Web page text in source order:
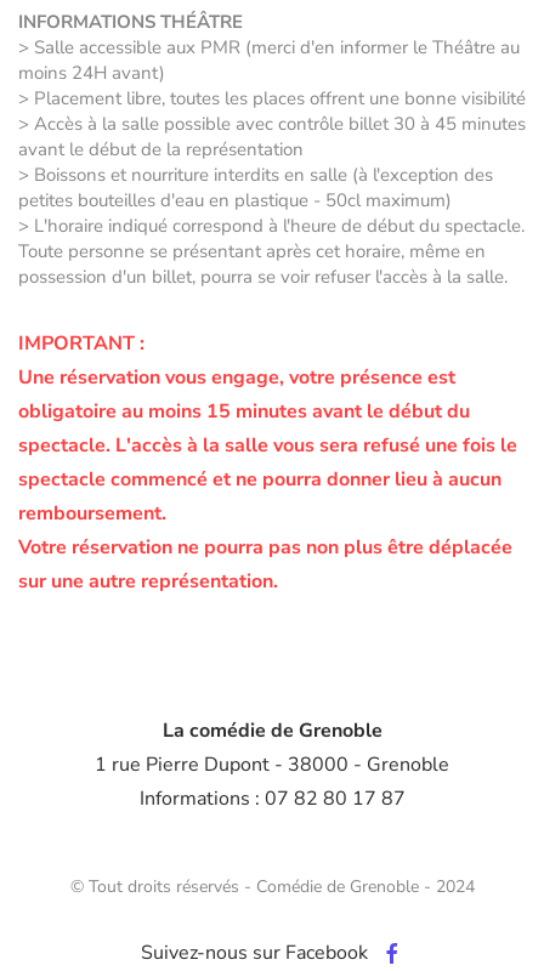
INFORMATIONS THÉÂTRE
> Salle accessible aux PMR (merci d'en informer le Théâtre au
moins 24H avant)
> Placement libre, toutes les places offrent une bonne visibilité
> Accès à la salle possible avec contrôle billet 30 à 45 minutes
avant le début de la représentation
> Boissons et nourriture interdits en salle (à l'exception des
petites bouteilles d'eau en plastique - 50cl maximum)
> L'horaire indiqué correspond à l'heure de début du spectacle.
Toute personne se présentant après cet horaire, même en
possession d'un billet, pourra se voir refuser l'accès à la salle.
IMPORTANT :
Une réservation vous engage, votre présence est
obligatoire au moins 15 minutes avant le début du
spectacle. L'accès à la salle vous sera refusé une fois le
spectacle commencé et ne pourra donner lieu à aucun
remboursement.
Votre réservation ne pourra pas non plus être déplacée
sur une autre représentation.
La comédie de Grenoble
1 rue Pierre Dupont - 38000 - Grenoble
Informations : 07 82 80 17 87
© Tout droits réservés - Comédie de Grenoble - 2024
Suivez-nous sur Facebook